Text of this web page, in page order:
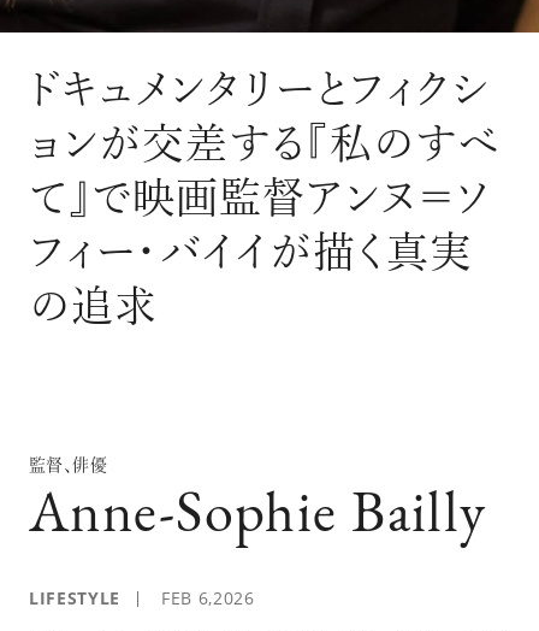
ドキュメンタリーとフィクシ
ョンが交差する『私のすべ
て』で映画監督アンヌ＝ソ
フィー・バイイが描く真実
の追求
監督、俳優
Anne-Sophie Bailly
LIFESTYLE FEB 6,2026